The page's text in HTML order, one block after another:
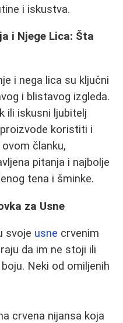
i iskustva.
i Njege Lica: Šta
i nega lica su ključni
i blistavog izgleda.
ili iskusni ljubitelj
koristiti i
članku,
pitanja i najbolje
tena i šminke.
za Usne
svoje usne crvenim
da im ne stoji ili
Neki od omiljenih
crvena nijansa koja